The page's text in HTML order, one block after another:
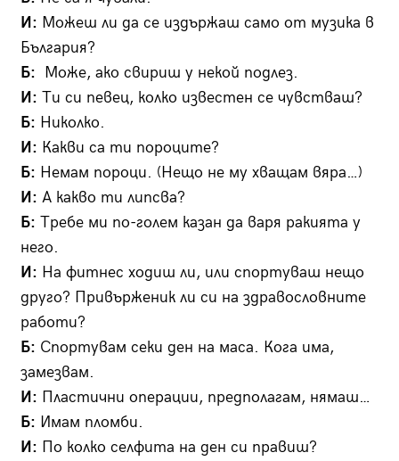
И: Можеш ли да се издържаш само от музика в
България?
Б: Може, ако свириш у некой подлез.
И: Ти си певец, колко известен се чувстваш?
Б: Николко.
И: Какви са ти пороците?
Б: Немам пороци. (Нещо не му хващам вяра…)
И: А какво ти липсва?
Б: Требе ми по-голем казан да варя ракията у
него.
И: На фитнес ходиш ли, или спортуваш нещо
друго? Привърженик ли си на здравословните
работи?
Б: Спортувам секи ден на маса. Кога има,
замезвам.
И: Пластични операции, предполагам, нямаш…
Б: Имам пломби.
И: По колко селфита на ден си правиш?